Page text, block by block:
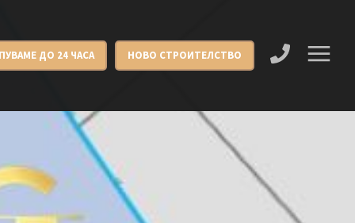
ДО 24 ЧАСА НОВО СТРОИТЕЛСТВО